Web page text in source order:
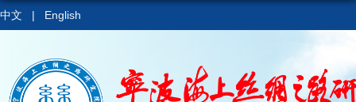
中文 | English